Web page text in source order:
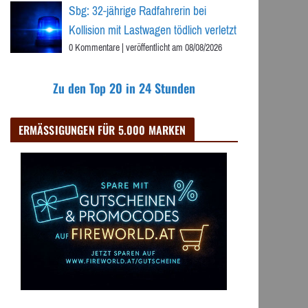
Sbg: 32-jährige Radfahrerin bei
Kollision mit Lastwagen tödlich verletzt
0 Kommentare|veröffentlicht am 08/08/2026
Zu den Top 20 in 24 Stunden
ERMÄSSIGUNGEN FÜR 5.000 MARKEN